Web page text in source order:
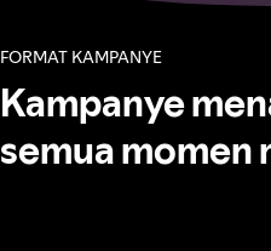
FORMAT KAMPANYE
Kampanye
semua momen